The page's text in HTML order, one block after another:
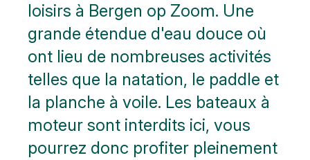
loisirs à Bergen op Zoom. Une
grande étendue d'eau douce où
ont lieu de nombreuses activités
telles que la natation, le paddle et
la planche à voile. Les bateaux à
moteur sont interdits ici, vous
pourrez donc profiter pleinement